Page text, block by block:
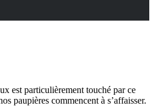
est particulièrement touché par ce
paupières commencent à s’affaisser.